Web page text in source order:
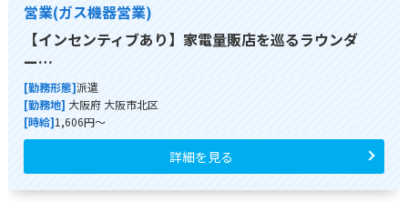
営業(ガス機器営業)
【インセンティブあり】家電量販店を巡るラウンダ
ー…
[勤務形態]派遣
[勤務地] 大阪府 大阪市北区
[時給]1,606円～
詳細を見る